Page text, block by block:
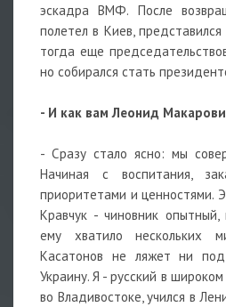
эскадра ВМФ. После
полетел в Киев,
тогда еще
но собирался стать
- И как вам Леонид
- Сразу стало ясно: мы
Начиная с воспитания,
приоритетами и ценностями.
Кравчук - чиновник
ему хватило нескольких
Касатонов не ляжет ни
Украину. Я - русский в
во Владивостоке, учился в